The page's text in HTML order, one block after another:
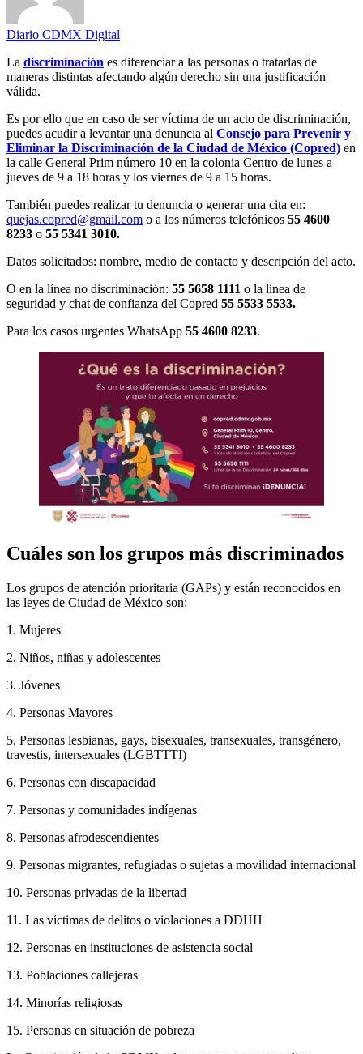
Diario CDMX Digital
La discriminación es diferenciar a las personas o tratarlas de
maneras distintas afectando algún derecho sin una justificación
válida.
Es por ello que en caso de ser víctima de un acto de discriminación,
puedes acudir a levantar una denuncia al Consejo para Prevenir y
Eliminar la Discriminación de la Ciudad de México (Copred) en
la calle General Prim número 10 en la colonia Centro de lunes a
jueves de 9 a 18 horas y los viernes de 9 a 15 horas.
También puedes realizar tu denuncia o generar una cita en:
quejas.copred@gmail.com o a los números telefónicos 55 4600
8233 o 55 5341 3010.
Datos solicitados: nombre, medio de contacto y descripción del acto.
O en la línea no discriminación: 55 5658 1111 o la línea de
seguridad y chat de confianza del Copred 55 5533 5533.
Para los casos urgentes WhatsApp 55 4600 8233.
Cuáles son los grupos más discriminados
Los grupos de atención prioritaria (GAPs) y están reconocidos en
las leyes de Ciudad de México son:
1. Mujeres
2. Niños, niñas y adolescentes
3. Jóvenes
4. Personas Mayores
5. Personas lesbianas, gays, bisexuales, transexuales, transgénero,
travestis, intersexuales (LGBTTTI)
6. Personas con discapacidad
7. Personas y comunidades indígenas
8. Personas afrodescendientes
9. Personas migrantes, refugiadas o sujetas a movilidad internacional
10. Personas privadas de la libertad
11. Las víctimas de delitos o violaciones a DDHH
12. Personas en instituciones de asistencia social
13. Poblaciones callejeras
14. Minorías religiosas
15. Personas en situación de pobreza